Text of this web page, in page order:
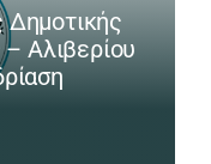
Αλιβερίου